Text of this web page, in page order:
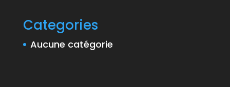
Categories
Aucune catégorie